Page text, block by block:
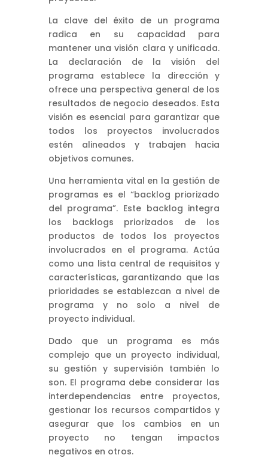
La clave del éxito de un programa
radica en su capacidad para
mantener una visión clara y unificada.
La declaración de la visión del
programa establece la dirección y
ofrece una perspectiva general de los
resultados de negocio deseados. Esta
visión es esencial para garantizar que
todos los proyectos involucrados
estén alineados y trabajen hacia
objetivos comunes.
Una herramienta vital en la gestión de
programas es el “backlog priorizado
del programa”. Este backlog integra
los backlogs priorizados de los
productos de todos los proyectos
involucrados en el programa. Actúa
como una lista central de requisitos y
características, garantizando que las
prioridades se establezcan a nivel de
programa y no solo a nivel de
proyecto individual.
Dado que un programa es más
complejo que un proyecto individual,
su gestión y supervisión también lo
son. El programa debe considerar las
interdependencias entre proyectos,
gestionar los recursos compartidos y
asegurar que los cambios en un
proyecto no tengan impactos
negativos en otros.